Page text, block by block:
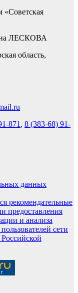
ЛЕСКОВА
область,
871 , 8 (383-68) 91-
данных
рекомендательные
предоставления
и анализа
сети